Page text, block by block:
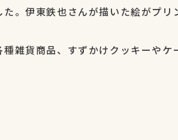
。伊東鉄也さんが描いた絵がプ
雑貨商品、すずかけクッキーや